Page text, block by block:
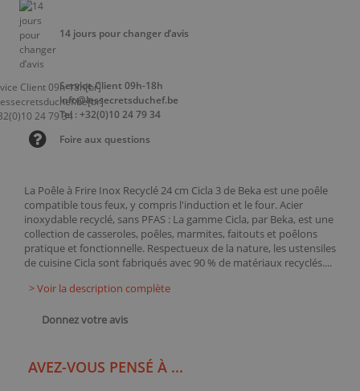
La Poêle à Frire Inox Recyclé 24 cm Cicla 3 de Beka est une poêle
compatible tous feux, y compris l'induction et le four. Acier
inoxydable recyclé, sans PFAS : La gamme Cicla, par Beka, est une
collection de casseroles, poêles, marmites, faitouts et poêlons
pratique et fonctionnelle. Respectueux de la nature, les ustensiles
de cuisine Cicla sont fabriqués avec 90 % de matériaux recyclés....
> Voir la description complète
Donnez votre avis
14 jours pour changer d’avis
Service Client 09h-18h
info@lessecretsduchef.be
Tel : +32(0)10 24 79 34
Foire aux questions
AVEZ-VOUS PENSÉ À ...